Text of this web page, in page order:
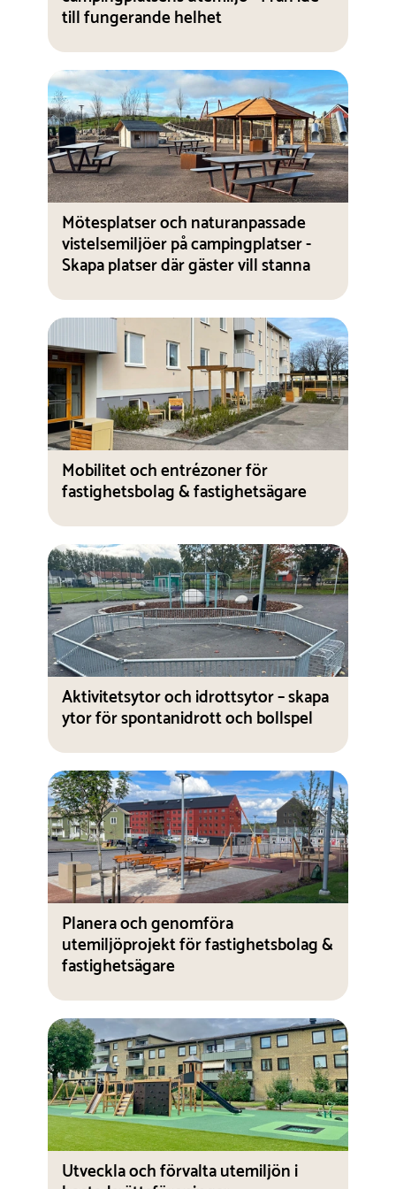
till fungerande helhet
Mötesplatser och naturanpassade
vistelsemiljöer på campingplatser -
Skapa platser där gäster vill stanna
Mobilitet och entrézoner för
fastighetsbolag & fastighetsägare
Aktivitetsytor och idrottsytor – skapa
ytor för spontanidrott och bollspel
Planera och genomföra
utemiljöprojekt för fastighetsbolag &
fastighetsägare
Utveckla och förvalta utemiljön i